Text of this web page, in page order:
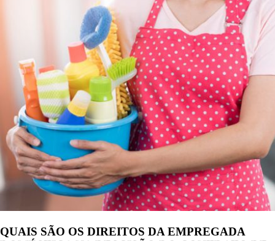
QUAIS SÃO OS DIREITOS DA EMPREGADA